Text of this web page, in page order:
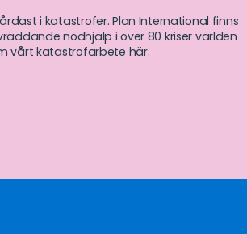
i katastrofer. Plan International finns
nödhjälp i över 80 kriser världen
vårt katastrofarbete här.